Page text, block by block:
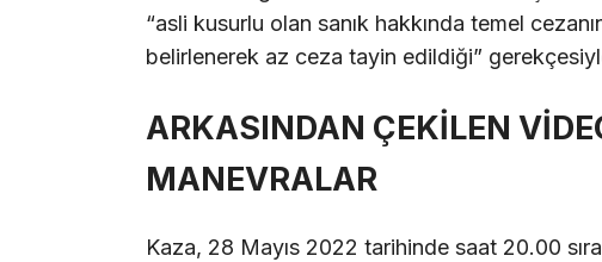
“asli kusurlu olan sanık hakkında temel
belirlenerek az ceza tayin edildiği”
ARKASINDAN ÇEKİLEN
MANEVRALAR
Kaza, 28 Mayıs 2022 tarihinde saat 20.00